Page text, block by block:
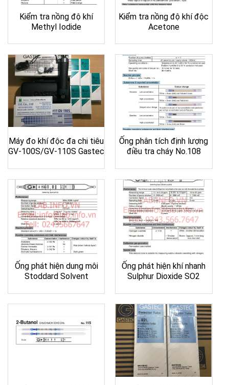
Kiểm tra nồng độ khí
Methyl Iodide
Kiểm tra nồng độ khí độc
Acetone
Máy đo khí độc đa chi tiêu
GV-100S/GV-110S Gastec
Ống phân tích định lượng
điều tra cháy No.108
Ống phát hiện dung môi
Stoddard Solvent
Ống phát hiện khí nhanh
Sulphur Dioxide SO2